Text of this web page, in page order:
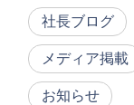
社長ブログ
メディア掲載
お知らせ